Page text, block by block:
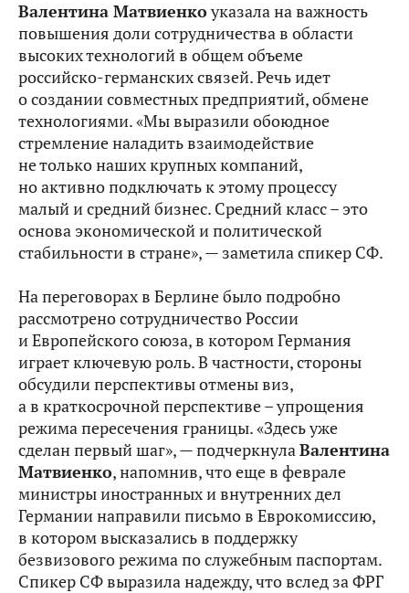
Валентина Матвиенкоуказала на важность
повышения доли сотрудничества в области
высоких технологий в общем объеме
российско-германских связей. Речь идет
о создании совместных предприятий, обмене
технологиями. «Мы выразили обоюдное
стремление наладить взаимодействие
не только наших крупных компаний,
но активно подключать к этому процессу
малый и средний бизнес. Средний класс – это
основа экономической и политической
стабильности в стране», — заметила спикер СФ.
На переговорах в Берлине было подробно
рассмотрено сотрудничество России
и Европейского союза, в котором Германия
играет ключевую роль. В частности, стороны
обсудили перспективы отмены виз,
а в краткосрочной перспективе – упрощения
режима пересечения границы. «Здесь уже
сделан первый шаг», — подчеркнулаВалентина
Матвиенко, напомнив, что еще в феврале
министры иностранных и внутренних дел
Германии направили письмо в Еврокомиссию,
в котором высказались в поддержку
безвизового режима по служебным паспортам.
Спикер СФ выразила надежду, что вслед за ФРГ